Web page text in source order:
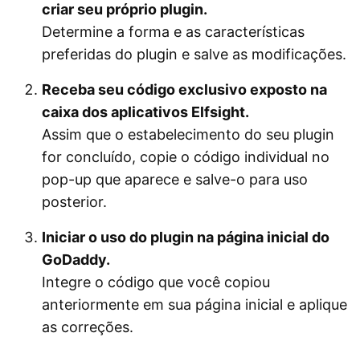
criar seu próprio plugin.
Determine a forma e as características
preferidas do plugin e salve as modificações.
Receba seu código exclusivo exposto na
caixa dos aplicativos Elfsight.
Assim que o estabelecimento do seu plugin
for concluído, copie o código individual no
pop-up que aparece e salve-o para uso
posterior.
Iniciar o uso do plugin na página inicial do
GoDaddy.
Integre o código que você copiou
anteriormente em sua página inicial e aplique
as correções.